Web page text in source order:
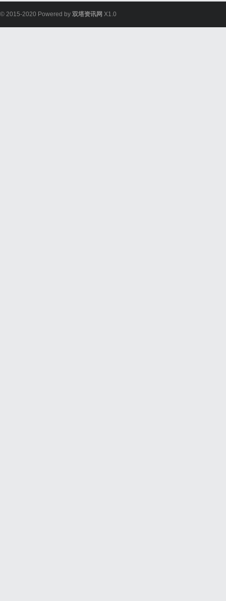
© 2015-2020 Powered by 双塔资讯网 X1.0